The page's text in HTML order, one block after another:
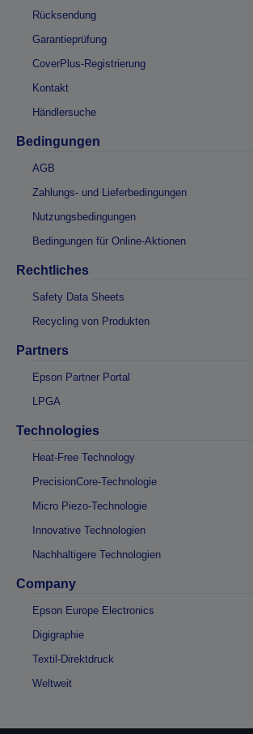
Rücksendung
Garantieprüfung
CoverPlus-Registrierung
Kontakt
Händlersuche
Bedingungen
AGB
Zahlungs- und Lieferbedingungen
Nutzungsbedingungen
Bedingungen für Online-Aktionen
Rechtliches
Safety Data Sheets
Recycling von Produkten
Partners
Epson Partner Portal
LPGA
Technologies
Heat-Free Technology
PrecisionCore-Technologie
Micro Piezo-Technologie
Innovative Technologien
Nachhaltigere Technologien
Company
Epson Europe Electronics
Digigraphie
Textil-Direktdruck
Weltweit